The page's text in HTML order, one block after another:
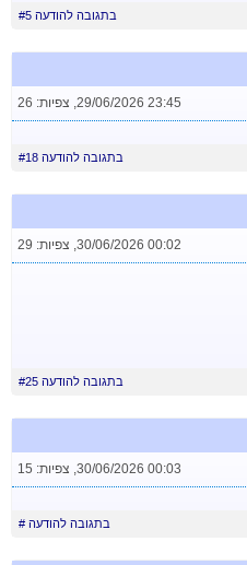
בתגובה להודעה #5
29/06/2026 23:45
, צפיות: 26
בתגובה להודעה #18
30/06/2026 00:02
, צפיות: 29
בתגובה להודעה #25
30/06/2026 00:03
, צפיות: 15
בתגובה להודעה #